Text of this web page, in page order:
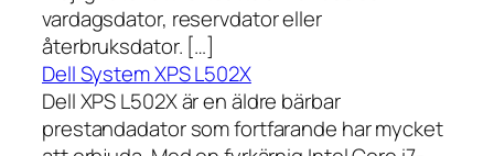
vardagsdator, reservdator eller
återbruksdator. […]
Dell System XPS L502X
Dell XPS L502X är en äldre bärbar
prestandadator som fortfarande har mycket